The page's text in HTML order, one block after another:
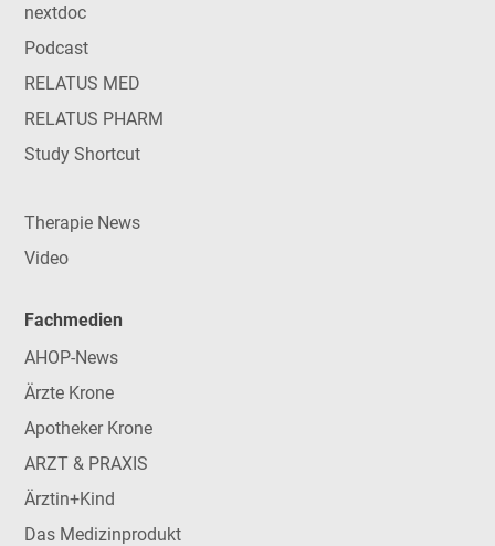
nextdoc
Podcast
RELATUS MED
RELATUS PHARM
Study Shortcut
Therapie News
Video
Fachmedien
AHOP-News
Ärzte Krone
Apotheker Krone
ARZT & PRAXIS
Ärztin+Kind
Das Medizinprodukt